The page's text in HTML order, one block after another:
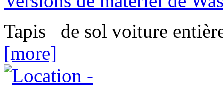
Tapis de sol voiture
[more]